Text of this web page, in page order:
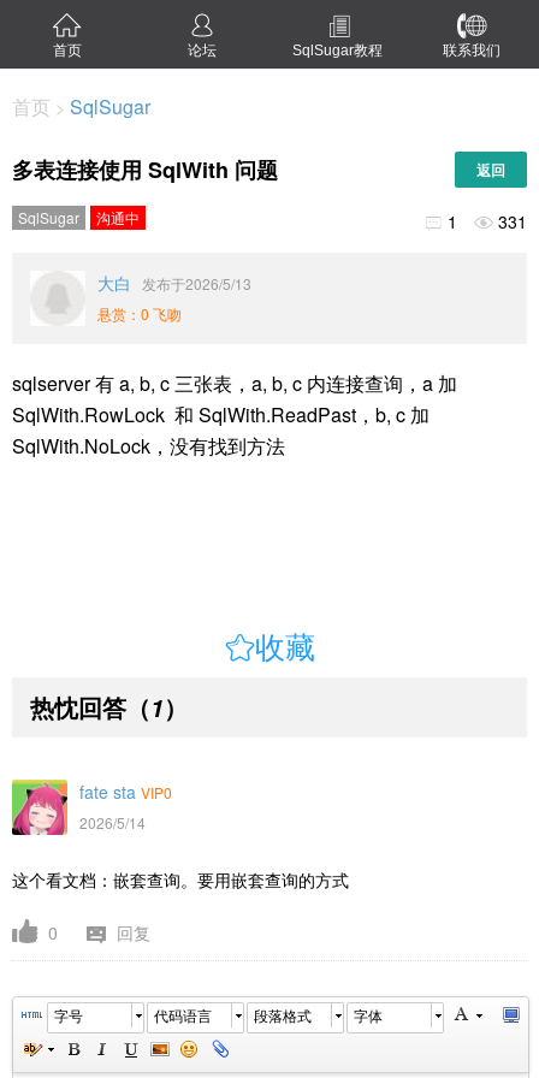
首页 论坛 SqlSugar教程 联系我们
首页 > SqlSugar
多表连接使用 SqlWith 问题 返回
SqlSugar 沟通中  1  331
大白
发布于2026/5/13
悬赏：0 飞吻
sqlserver 有 a, b, c 三张表，a, b, c 内连接查询，a 加
SqlWith.RowLock 和 SqlWith.ReadPast，b, c 加
SqlWith.NoLock，没有找到方法
收藏
热忱回答 （1）
fate sta VIP0
2026/5/14
这个看文档：嵌套查询。要用嵌套查询的方式
0 回复
字号 代码语言 段落格式 字体